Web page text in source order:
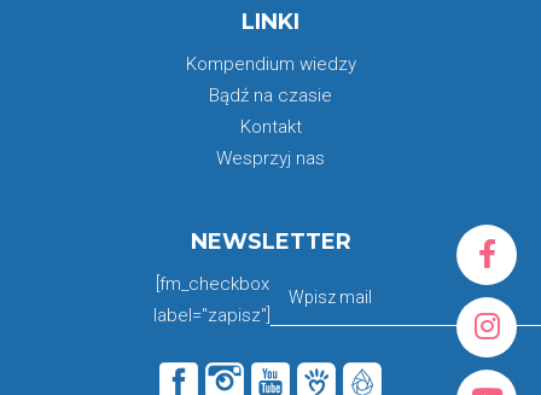
LINKI
Kompendium wiedzy
Bądź na czasie
Kontakt
Wesprzyj nas
NEWSLETTER
[fm_checkbox
label="zapisz"]